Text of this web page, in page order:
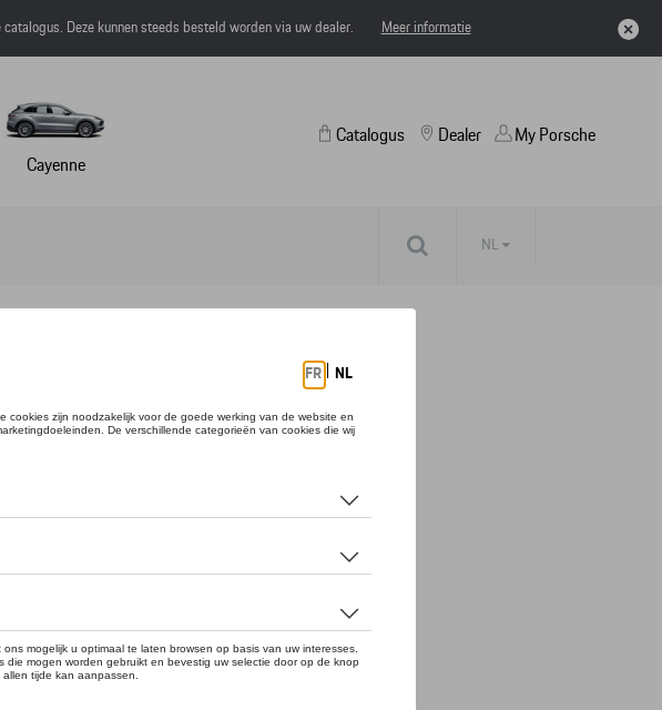
Deze kunnen steeds besteld worden via uw dealer. Meer informatie
Cayenne
Catalogus Dealer My Porsche
NL
producten raadplegen.